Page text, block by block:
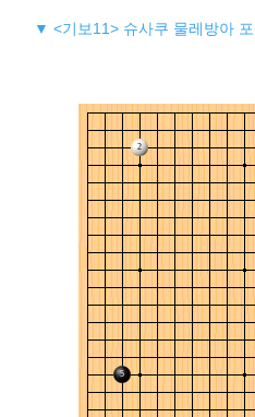
▼ <기보11> 슈사쿠 물레방아 포